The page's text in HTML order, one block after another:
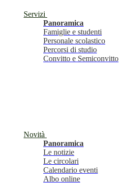
Servizi
Panoramica
Famiglie e studenti
Personale scolastico
Percorsi di studio
Convitto e Semiconvitto
Novità
Panoramica
Le notizie
Le circolari
Calendario eventi
Albo online